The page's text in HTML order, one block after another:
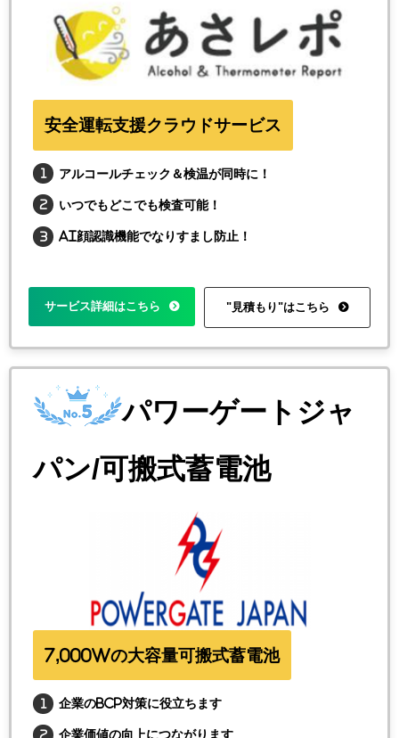
安全運転支援クラウドサービス
アルコールチェック＆検温が同時に！
いつでもどこでも検査可能！
AI顔認識機能でなりすまし防止！
サービス詳細はこちら "見積もり"はこちら
パワーゲートジャ
パン/可搬式蓄電池
7,000Wの大容量可搬式蓄電池
企業のBCP対策に役立ちます
企業価値の向上につながります